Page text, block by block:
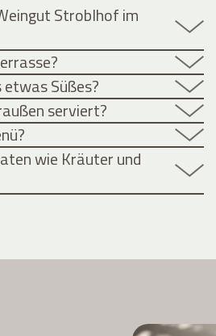
Stroblhof im
Süßes?
serviert?
wie Kräuter und